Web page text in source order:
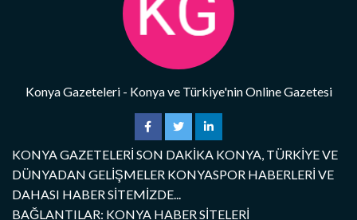
Konya Gazeteleri - Konya ve Türkiye'nin Online Gazetesi
KONYA GAZETELERİ SON DAKİKA KONYA, TÜRKİYE VE
DÜNYADAN GELİŞMELER KONYASPOR HABERLERİ VE
DAHASI HABER SİTEMİZDE...
BAĞLANTILAR: KONYA HABER SİTELERİ